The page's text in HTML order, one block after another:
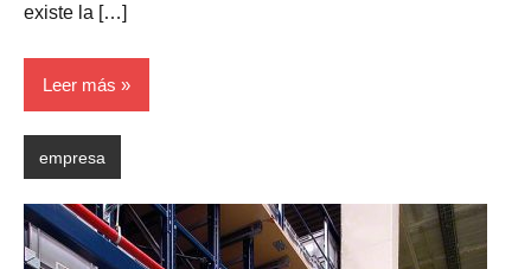
existe la […]
Leer más
empresa